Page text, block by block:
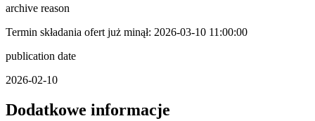
archive reason
Termin składania ofert już minął: 2026-03-10 11:00:00
publication date
2026-02-10
Dodatkowe informacje